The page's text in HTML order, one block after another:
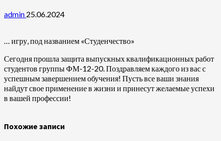
admin 25.06.2024
… игру, под названием «Студенчество»
Сегодня прошла защита выпускных квалификационных работ
студентов группы ФМ-12-20. Поздравляем каждого из вас с
успешным завершением обучения! Пусть все ваши знания
найдут свое применение в жизни и принесут желаемые успехи
в вашей профессии!
Похожие записи